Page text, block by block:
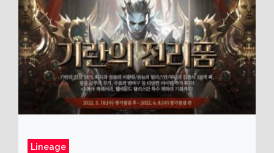
Lineage